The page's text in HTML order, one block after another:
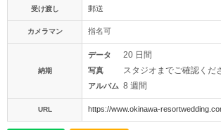
受け渡し 郵送
カメラマン 指名可
納期
データ 20 日間
写真 スタジオまでご確認くだ
アルバム 8 週間
URL https://www.okinawa-